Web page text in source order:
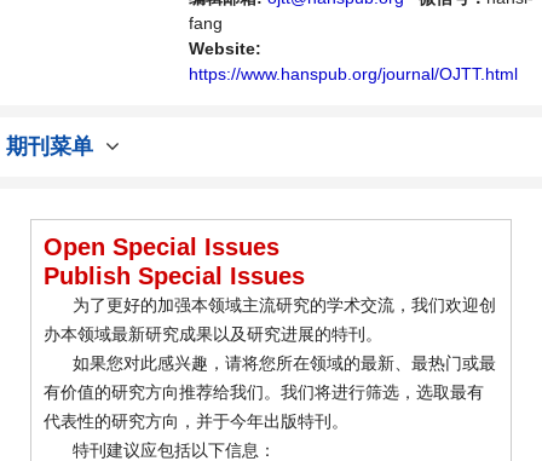
人员提供一个传播、分享和讨论交通技术领域
内不同方向问题与发展的交流平台。
fang
Website:
https://www.hanspub.org/journal/OJTT.html
期刊菜单
Open Special Issues
Publish Special Issues
为了更好的加强本领域主流研究的学术交流，我们欢迎创
办本领域最新研究成果以及研究进展的特刊。
如果您对此感兴趣，请将您所在领域的最新、最热门或最
有价值的研究方向推荐给我们。我们将进行筛选，选取最有
代表性的研究方向，并于今年出版特刊。
特刊建议应包括以下信息：